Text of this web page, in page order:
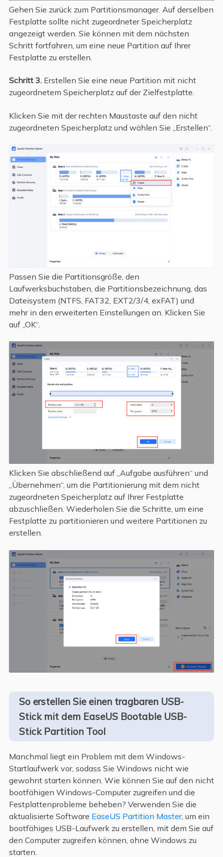
Gehen Sie zurück zum Partitionsmanager. Auf derselben
Festplatte sollte nicht zugeordneter Speicherplatz
angezeigt werden. Sie können mit dem nächsten
Schritt fortfahren, um eine neue Partition auf Ihrer
Festplatte zu erstellen.
Schritt 3.Erstellen Sie eine neue Partition mit nicht
zugeordnetem Speicherplatz auf der Zielfestplatte.
Klicken Sie mit der rechten Maustaste auf den nicht
zugeordneten Speicherplatz und wählen Sie „Erstellen“.
Passen Sie die Partitionsgröße, den
Laufwerksbuchstaben, die Partitionsbezeichnung, das
Dateisystem (NTFS, FAT32, EXT2/3/4, exFAT) und
mehr in den erweiterten Einstellungen an. Klicken Sie
auf „OK“.
Klicken Sie abschließend auf „Aufgabe ausführen“ und
„Übernehmen“, um die Partitionierung mit dem nicht
zugeordneten Speicherplatz auf Ihrer Festplatte
abzuschließen. Wiederholen Sie die Schritte, um eine
Festplatte zu partitionieren und weitere Partitionen zu
erstellen.
So erstellen Sie einen tragbaren USB-
Stick mit dem EaseUS Bootable USB-
Stick Partition Tool
Manchmal liegt ein Problem mit dem Windows-
Startlaufwerk vor, sodass Sie Windows nicht wie
gewohnt starten können. Wie können Sie auf den nicht
bootfähigen Windows-Computer zugreifen und die
Festplattenprobleme beheben? Verwenden Sie die
aktualisierte Software EaseUS Partition Master, um ein
bootfähiges USB-Laufwerk zu erstellen, mit dem Sie auf
den Computer zugreifen können, ohne Windows zu
starten.